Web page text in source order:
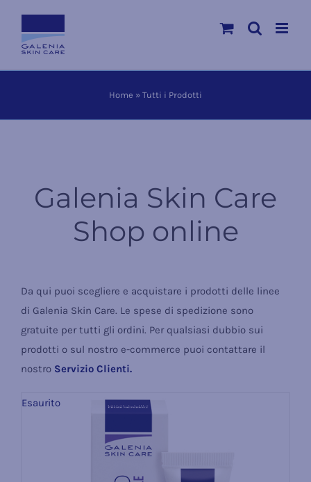
contenuto
Home » Tutti i Prodotti
Galenia Skin Care
Shop online
Da qui puoi scegliere e acquistare i prodotti delle linee
di Galenia Skin Care. Le spese di spedizione sono
gratuite per tutti gli ordini. Per qualsiasi dubbio sui
prodotti o sul nostro e-commerce puoi contattare il
nostro Servizio Clienti.
Esaurito